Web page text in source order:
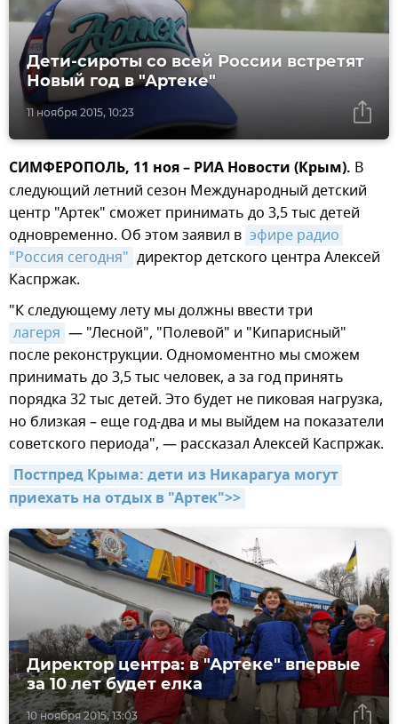
11 ноября 2015, 10:23
Дети-сироты со всей России встретят
Новый год в "Артеке"
СИМФЕРОПОЛЬ, 11 ноя – РИА Новости (Крым). В
следующий летний сезон Международный детский
центр "Артек" сможет принимать до 3,5 тыс детей
одновременно. Об этом заявил в эфире радио
"Россия сегодня" директор детского центра Алексей
Каспржак.
"К следующему лету мы должны ввести три
лагеря — "Лесной", "Полевой" и "Кипарисный"
после реконструкции. Одномоментно мы сможем
принимать до 3,5 тыс человек, а за год принять
порядка 32 тыс детей. Это будет не пиковая нагрузка,
но близкая – еще год-два и мы выйдем на показатели
советского периода", — рассказал Алексей Каспржак.
Постпред Крыма: дети из Никарагуа могут
приехать на отдых в "Артек">>
10 ноября 2015, 13:03
Директор центра: в "Артеке" впервые
за 10 лет будет елка